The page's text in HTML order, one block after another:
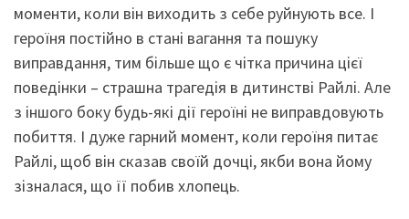
моменти, коли він виходить з себе руйнують все. І
героїня постійно в стані вагання та пошуку
виправдання, тим більше що є чітка причина цієї
поведінки – страшна трагедія в дитинстві Райлі. Але
з іншого боку будь-які дії героїні не виправдовують
побиття. І дуже гарний момент, коли героїня питає
Райлі, щоб він сказав своїй дочці, якби вона йому
зізналася, що її побив хлопець.